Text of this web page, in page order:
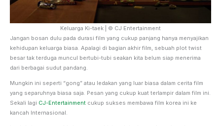
Keluarga Ki-taek | © CJ Entertainment
Jangan bosan dulu pada durasi film yang cukup panjang hanya menyajikan
kehidupan keluarga biasa. Apalagi di bagian akhir film, sebuah plot twist
besar tak terduga muncul bertubi-tubi seakan kita belum siap menerima
dari berbagai sudut pandang.
Mungkin ini seperti “gong” atau ledakan yang luar biasa dalam cerita film
yang separuhnya biasa saja. Pesan yang cukup kuat terlampir dalam film ini.
Sekali lagi CJ-Entertainment cukup sukses membawa film korea ini ke
kancah Internasional.